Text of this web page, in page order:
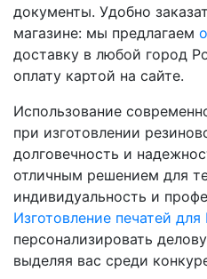
документы. Удобно
магазине: мы предлагаем
доставку в любой город
оплату картой на сайте.
Использование
при изготовлении
долговечность и
отличным решением для
индивидуальность и
Изготовление печатей
персонализировать
выделяя вас среди